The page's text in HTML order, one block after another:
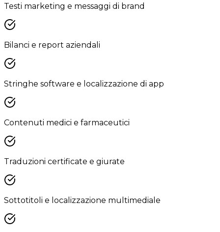
Testi marketing e messaggi di brand
Bilanci e report aziendali
Stringhe software e localizzazione di app
Contenuti medici e farmaceutici
Traduzioni certificate e giurate
Sottotitoli e localizzazione multimediale